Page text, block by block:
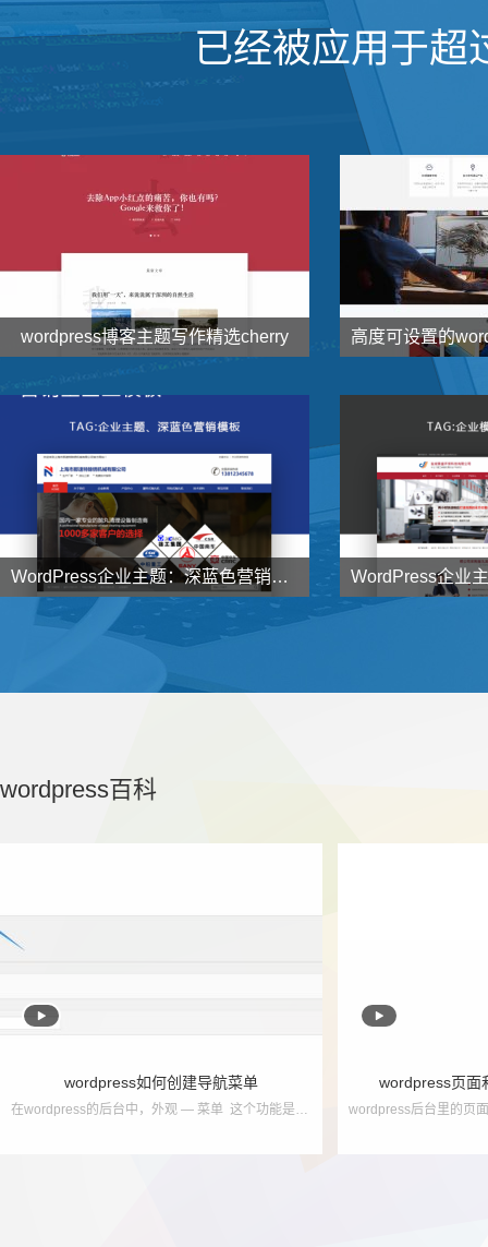
已经被应用于超
wordpress博客主题写作精选cherry
 138 元 了解详情  1000
WordPress企业主题：深蓝色营销型企业主题NstTheme发布
998 了解详情
wordpress百科

wordpress如何创建导航菜单
在wordpress的后台中，外观 — 菜单 这个功能是用来创建导航菜单使用的！ 如果说，你的wordpress后台没有 外观 — 菜单，只能说明，您使用的主题并没有...

wordpress页面